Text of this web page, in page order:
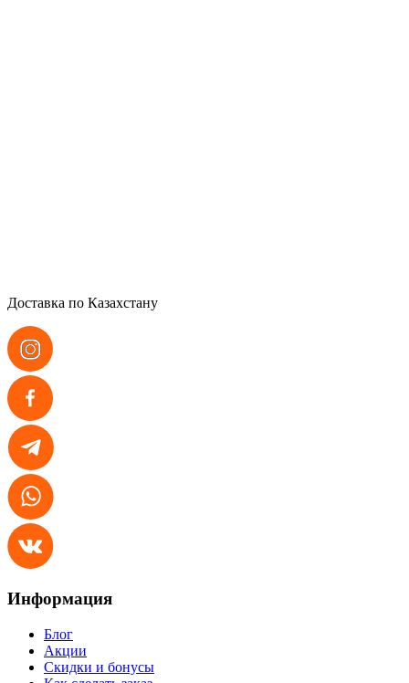
Доставка по Казахстану
Информация
Блог
Акции
Скидки и бонусы